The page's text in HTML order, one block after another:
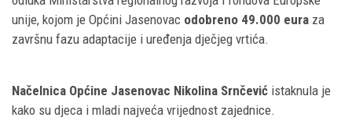
unije, kojom je Općini Jasenovac odobreno 49.000 eura za
završnu fazu adaptacije i uređenja dječjeg vrtića.
Načelnica Općine Jasenovac Nikolina Srnčević istaknula je
kako su djeca i mladi najveća vrijednost zajednice.